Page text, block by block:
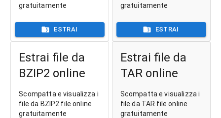
gratuitamente
ESTRAI
gratuitamente
ESTRAI
Estrai file da
BZIP2 online
Scompatta e visualizza i
file da BZIP2 file online
gratuitamente
Estrai file da
TAR online
Scompatta e visualizza i
file da TAR file online
gratuitamente